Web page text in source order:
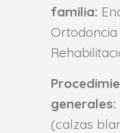
familia:
generales:
(calzas